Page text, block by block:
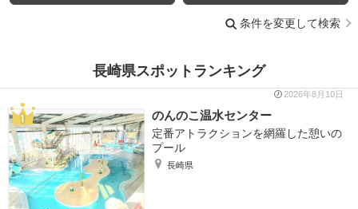
条件を変更して検索
長崎県スポットランキング
2026年8月10日
のんのこ温水センター
定番アトラクションを網羅した憩いの
プール
長崎県